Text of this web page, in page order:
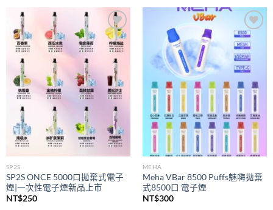
Add to
wishlist
SP2S
SP2S ONCE 5000口拋棄式電子
煙|一次性電子煙新品上市
NT$250
Add to
wishlist
MEHA
Meha VBar 8500 Puffs魅嗨拋棄
式8500口 電子煙
NT$300